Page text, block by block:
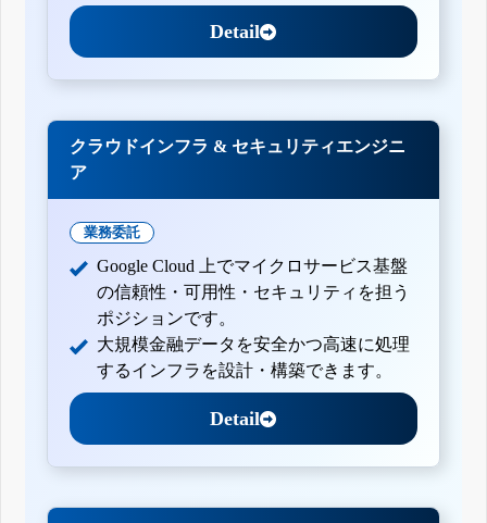
Detail
クラウドインフラ & セキュリティエンジニ
ア
業務委託
Google Cloud 上でマイクロサービス基盤
の信頼性・可用性・セキュリティを担う
ポジションです。
大規模金融データを安全かつ高速に処理
するインフラを設計・構築できます。
Detail